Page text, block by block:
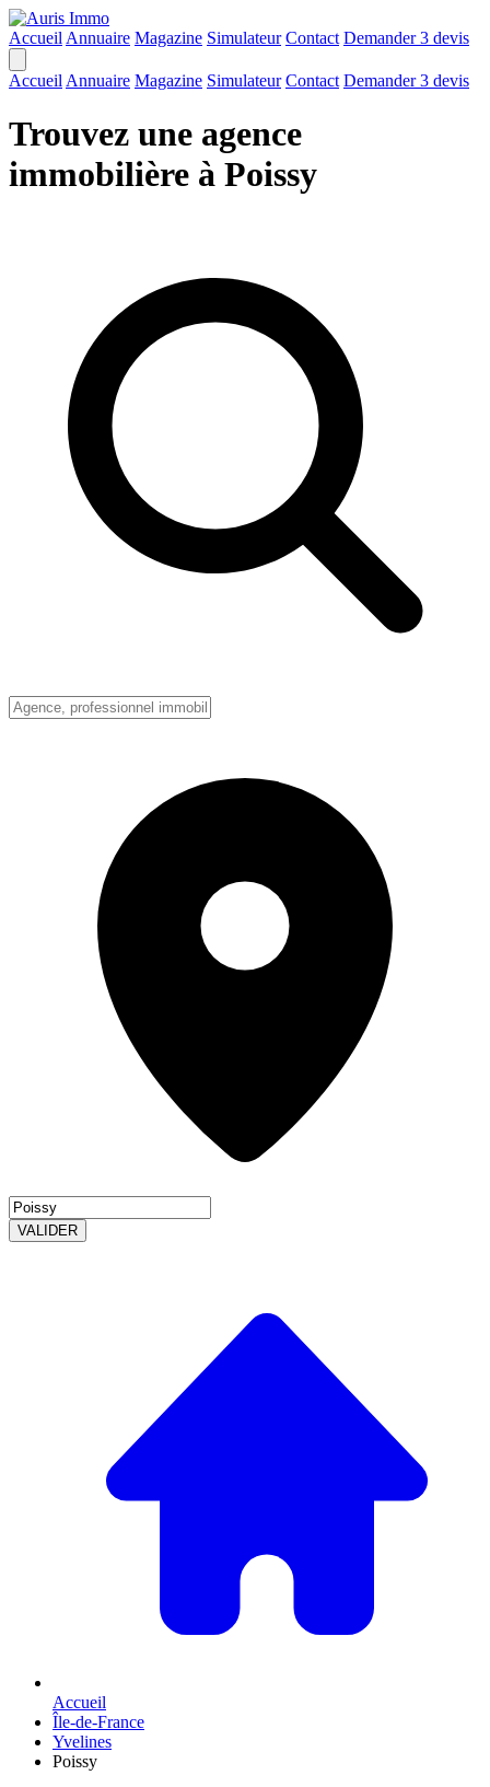
Accueil Annuaire Magazine Simulateur Contact Demander 3 devis
Accueil Annuaire Magazine Simulateur Contact Demander 3 devis
Trouvez une agence
immobilière à Poissy
VALIDER
Accueil
Île-de-France
Yvelines
Poissy